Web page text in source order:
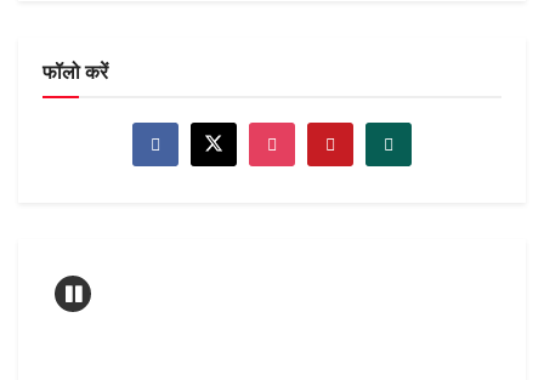
फॉलो करें